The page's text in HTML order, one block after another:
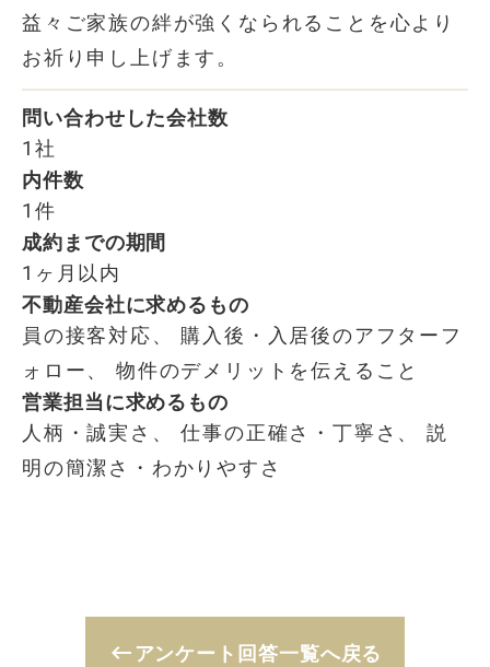
益々ご家族の絆が強くなられることを心より
お祈り申し上げます。
問い合わせした会社数
1社
内件数
1件
成約までの期間
1ヶ月以内
不動産会社に求めるもの
員の接客対応、 購入後・入居後のアフターフ
ォロー、 物件のデメリットを伝えること
営業担当に求めるもの
人柄・誠実さ、 仕事の正確さ・丁寧さ、 説
明の簡潔さ・わかりやすさ
keyboard_backspace アンケート回答一覧へ戻る